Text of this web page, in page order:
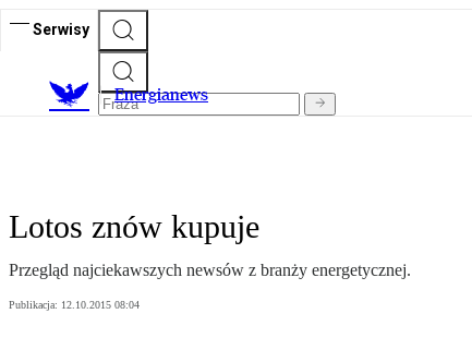
Serwisy
Energianews
Lotos znów kupuje
Przegląd najciekawszych newsów z branży energetycznej.
Publikacja: 12.10.2015 08:04